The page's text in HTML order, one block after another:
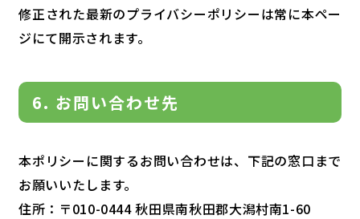
修正された最新のプライバシーポリシーは常に本ペー
ジにて開示されます。
6. お問い合わせ先
本ポリシーに関するお問い合わせは、下記の窓口まで
お願いいたします。
住所：〒010-0444 秋田県南秋田郡大潟村南1-60